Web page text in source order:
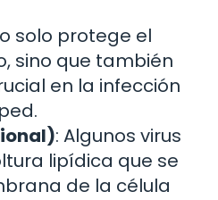
solo protege el
sino que también
en la infección
: Algunos virus
lipídica que se
de la célula